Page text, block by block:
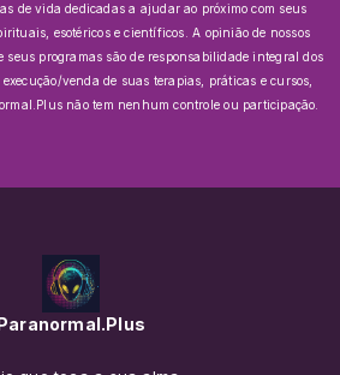
de vida dedicadas a ajudar ao próximo com seus
esotéricos e científicos.A opinião de nossos
seus programas são de responsabilidade integral dos
venda de suas terapias, práticas e cursos,
não tem nenhum controle ou participação.